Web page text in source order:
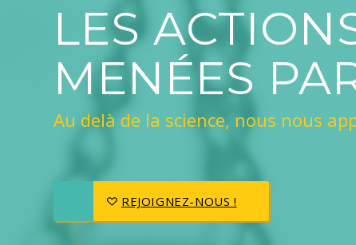
LES
MENÉES
Au delà de la science, nous nous
REJOIGNEZ-NOUS !